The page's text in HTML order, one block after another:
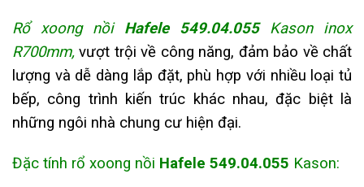
Rổ xoong nồi Hafele 549.04.055Kason inox
R700mm, vượt trội về công năng, đảm bảo về chất
lượng và dễ dàng lắp đặt, phù hợp với nhiều loại tủ
bếp, công trình kiến trúc khác nhau, đặc biệt là
những ngôi nhà chung cư hiện đại.
Đặc tính rổ xoong nồi Hafele 549.04.055 Kason: